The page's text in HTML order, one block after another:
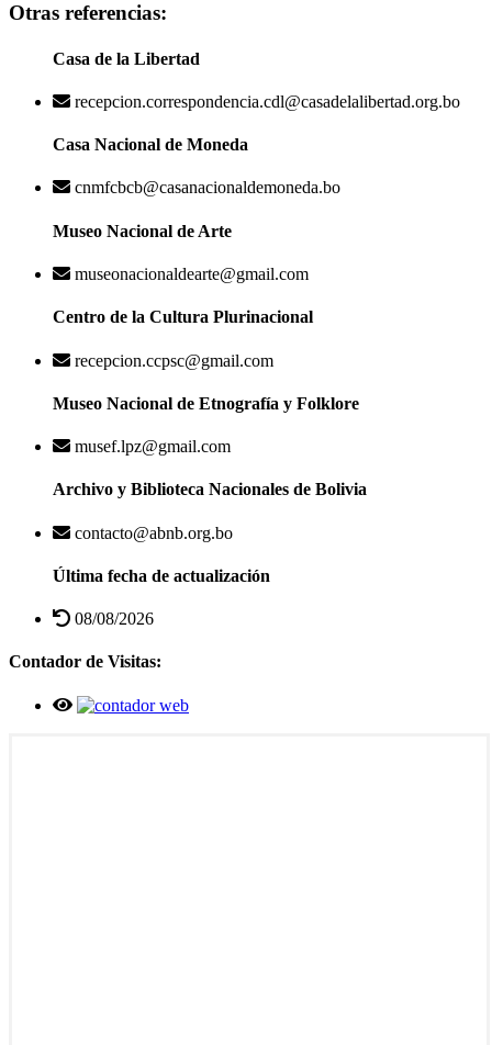
Otras referencias:
Casa de la Libertad
recepcion.correspondencia.cdl@casadelalibertad.org.bo
Casa Nacional de Moneda
cnmfcbcb@casanacionaldemoneda.bo
Museo Nacional de Arte
museonacionaldearte@gmail.com
Centro de la Cultura Plurinacional
recepcion.ccpsc@gmail.com
Museo Nacional de Etnografía y Folklore
musef.lpz@gmail.com
Archivo y Biblioteca Nacionales de Bolivia
contacto@abnb.org.bo
Última fecha de actualización
08/08/2026
Contador de Visitas: